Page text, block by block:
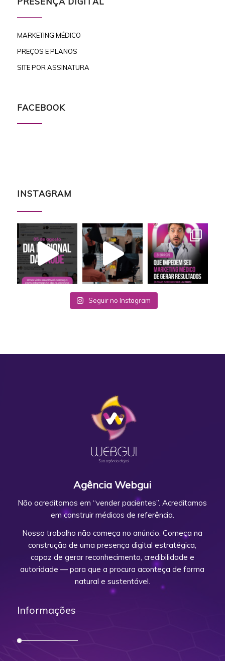
MARKETING MÉDICO
PREÇOS E PLANOS
SITE POR ASSINATURA
FACEBOOK
INSTAGRAM
Seguir no Instagram
Agência Webgui
Não acreditamos em “vender pacientes”. Acreditamos
em construir médicos de referência.
Nosso trabalho não começa no anúncio. Começa na
construção de uma presença digital estratégica,
capaz de gerar reconhecimento, credibilidade e
autoridade — para que a procura aconteça de forma
natural e sustentável.
Informações